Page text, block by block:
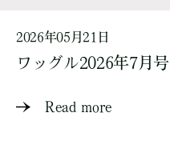
2026年05月21日
ワッグル2026年7月号
Read more